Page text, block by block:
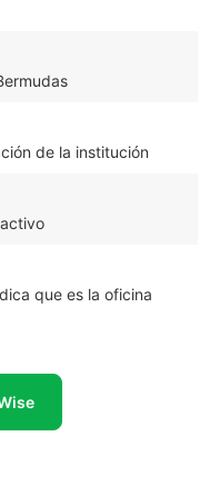
de la institución
que es la oficina